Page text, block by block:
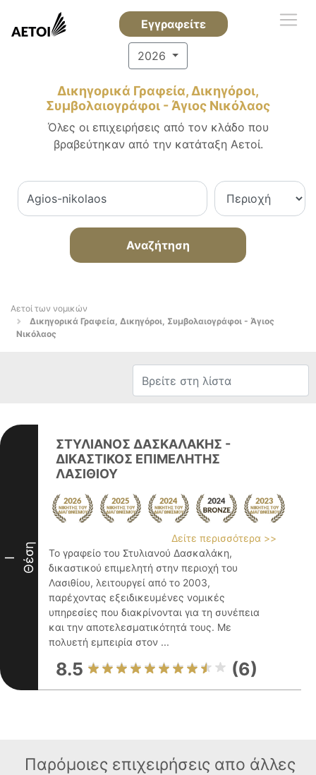
Εγγραφείτε
2026
Δικηγορικά Γραφεία, Δικηγόροι,
Συμβολαιογράφοι - Άγιος Νικόλαος
Όλες οι επιχειρήσεις από τον κλάδο που
βραβεύτηκαν από την κατάταξη Αετοί.
Αναζήτηση
Αετοί των νομικών
Δικηγορικά Γραφεία, Δικηγόροι, Συμβολαιογράφοι - Άγιος
Νικόλαος
I Θέση
ΣΤΥΛΙΑΝΟΣ ΔΑΣΚΑΛΑΚΗΣ -
ΔΙΚΑΣΤΙΚΟΣ ΕΠΙΜΕΛΗΤΗΣ
ΛΑΣΙΘΙΟΥ
Δείτε περισσότερα >>
Το γραφείο του Στυλιανού Δασκαλάκη,
δικαστικού επιμελητή στην περιοχή του
Λασιθίου, λειτουργεί από το 2003,
παρέχοντας εξειδικευμένες νομικές
υπηρεσίες που διακρίνονται για τη συνέπεια
και την αποτελεσματικότητά τους. Με
πολυετή εμπειρία στον ...
8.5 (6)
Παρόμοιες επιχειρήσεις απο άλλες